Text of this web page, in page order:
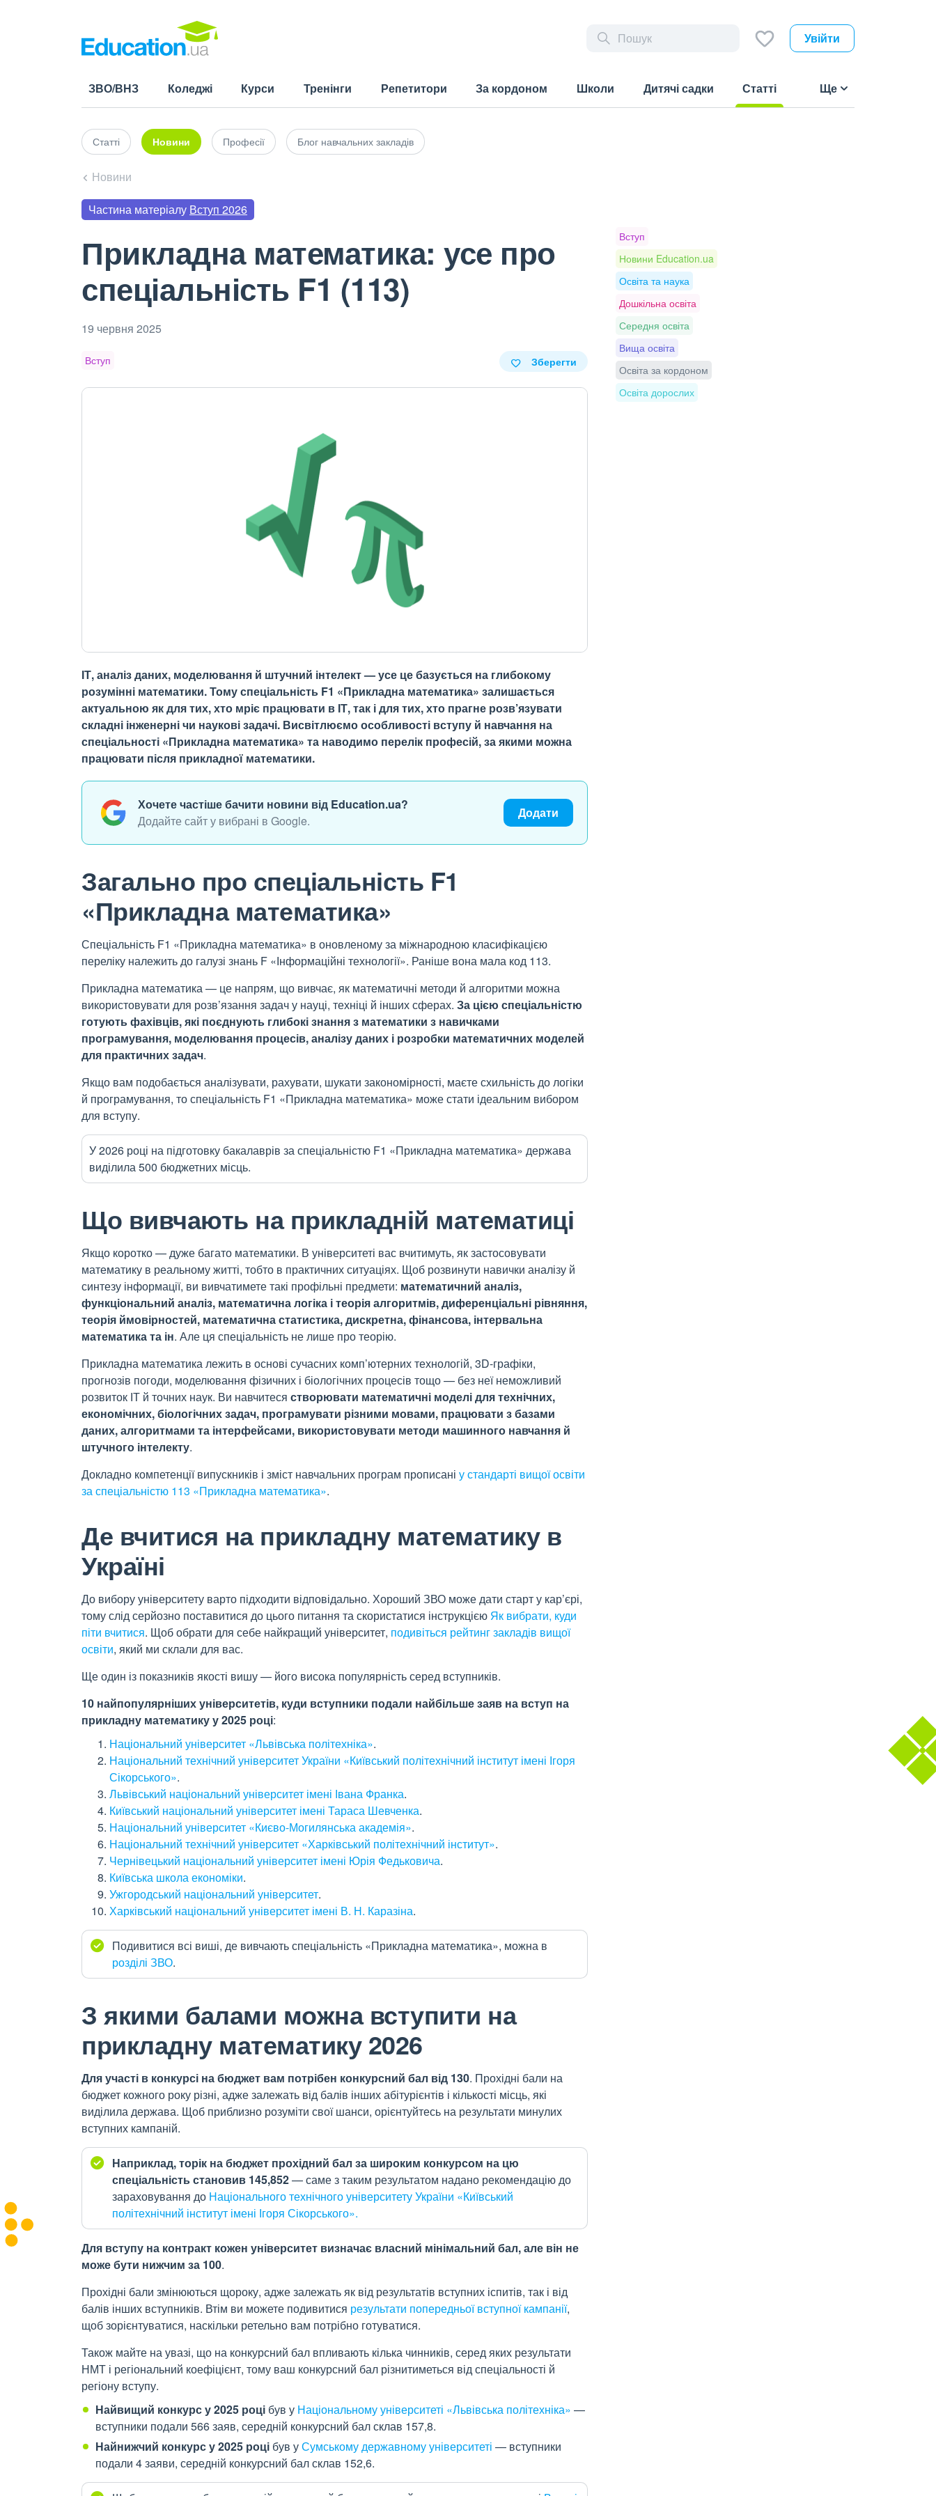
Увійти
ЗВО/ВНЗ Коледжі Курси Тренінги Репетитори За кордоном Школи Дитячі садки
Статті
Ще
Статті Новини Професії Блог навчальних закладів
Новини
Частина матеріалу Вступ 2026
Прикладна математика: усе про
спеціальність F1 (113)
19 червня 2025
Вступ Зберегти
ІТ, аналіз даних, моделювання й штучний інтелект — усе це базується на глибокому
розумінні математики. Тому спеціальність F1 «Прикладна математика» залишається
актуальною як для тих, хто мріє працювати в ІТ, так і для тих, хто прагне розв’язувати
складні інженерні чи наукові задачі. Висвітлюємо особливості вступу й навчання на
спеціальності «Прикладна математика» та наводимо перелік професій, за якими можна
працювати після прикладної математики.
Хочете частіше бачити новини від Education.ua?
Додайте сайт у вибрані в Google.
Додати
Загально про спеціальність F1
«Прикладна математика»
Спеціальність F1 «Прикладна математика» в оновленому за міжнародною класифікацією
переліку належить до галузі знань F «Інформаційні технології». Раніше вона мала код 113.
Прикладна математика — це напрям, що вивчає, як математичні методи й алгоритми можна
використовувати для розв’язання задач у науці, техніці й інших сферах. За цією спеціальністю
готують фахівців, які поєднують глибокі знання з математики з навичками
програмування, моделювання процесів, аналізу даних і розробки математичних моделей
для практичних задач.
Якщо вам подобається аналізувати, рахувати, шукати закономірності, маєте схильність до логіки
й програмування, то спеціальність F1 «Прикладна математика» може стати ідеальним вибором
для вступу.
У 2026 році на підготовку бакалаврів за спеціальністю F1 «Прикладна математика» держава
виділила 500 бюджетних місць.
Що вивчають на прикладній математиці
Якщо коротко — дуже багато математики. В університеті вас вчитимуть, як застосовувати
математику в реальному житті, тобто в практичних ситуаціях. Щоб розвинути навички аналізу й
синтезу інформації, ви вивчатимете такі профільні предмети: математичний аналіз,
функціональний аналіз, математична логіка і теорія алгоритмів, диференціальні рівняння,
теорія ймовірностей, математична статистика, дискретна, фінансова, інтервальна
математика та ін. Але ця спеціальність не лише про теорію.
Прикладна математика лежить в основі сучасних комп’ютерних технологій, 3D-графіки,
прогнозів погоди, моделювання фізичних і біологічних процесів тощо — без неї неможливий
розвиток ІТ й точних наук. Ви навчитеся створювати математичні моделі для технічних,
економічних, біологічних задач, програмувати різними мовами, працювати з базами
даних, алгоритмами та інтерфейсами, використовувати методи машинного навчання й
штучного інтелекту.
Докладно компетенції випускників і зміст навчальних програм прописані у стандарті вищої освіти
за спеціальністю 113 «Прикладна математика».
Де вчитися на прикладну математику в
Україні
До вибору університету варто підходити відповідально. Хороший ЗВО може дати старт у кар’єрі,
тому слід серйозно поставитися до цього питання та скористатися інструкцією Як вибрати, куди
піти вчитися. Щоб обрати для себе найкращий університет, подивіться рейтинг закладів вищої
освіти, який ми склали для вас.
Ще один із показників якості вишу — його висока популярність серед вступників.
10 найпопулярніших університетів, куди вступники подали найбільше заяв на вступ на
прикладну математику у 2025 році:
Національний університет «Львівська політехніка».
Національний технічний університет України «Київський політехнічний інститут імені Ігоря
Сікорського».
Львівський національний університет імені Івана Франка.
Київський національний університет імені Тараса Шевченка.
Національний університет «Києво-Могилянська академія».
Національний технічний університет «Харківський політехнічний інститут».
Чернівецький національний університет імені Юрія Федьковича.
Київська школа економіки.
Ужгородський національний університет.
Харківський національний університет імені В. Н. Каразіна.
Подивитися всі виші, де вивчають спеціальність «Прикладна математика», можна в
розділі ЗВО.
З якими балами можна вступити на
прикладну математику 2026
Для участі в конкурсі на бюджет вам потрібен конкурсний бал від 130. Прохідні бали на
бюджет кожного року різні, адже залежать від балів інших абітурієнтів і кількості місць, які
виділила держава. Щоб приблизно розуміти свої шанси, орієнтуйтесь на результати минулих
вступних кампаній.
Наприклад, торік на бюджет прохідний бал за широким конкурсом на цю
спеціальність становив 145,852— саме з таким результатом надано рекомендацію до
зараховування до Національного технічного університету України «Київський
політехнічний інститут імені Ігоря Сікорського».
Для вступу на контракт кожен університет визначає власний мінімальний бал, але він не
може бути нижчим за 100.
Прохідні бали змінюються щороку, адже залежать як від результатів вступних іспитів, так і від
балів інших вступників. Втім ви можете подивитися результати попередньої вступної кампанії,
щоб зорієнтуватися, наскільки ретельно вам потрібно готуватися.
Також майте на увазі, що на конкурсний бал впливають кілька чинників, серед яких результати
НМТ і регіональний коефіцієнт, тому ваш конкурсний бал різнитиметься від спеціальності й
регіону вступу.
Найвищий конкурс у 2025 році був у Національному університеті «Львівська політехніка» —
вступники подали 566заяв, середній конкурсний бал склав 157,8.
Найнижчий конкурс у 2025 році був уСумському державному університеті — вступники
подали 4заяви, середній конкурсний бал склав 152,6.
Вступ
Новини Education.ua
Освіта та наука
Дошкільна освіта
Середня освіта
Вища освіта
Освіта за кордоном
Освіта дорослих